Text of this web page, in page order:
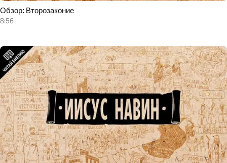
Обзор: Второзаконие
8:56